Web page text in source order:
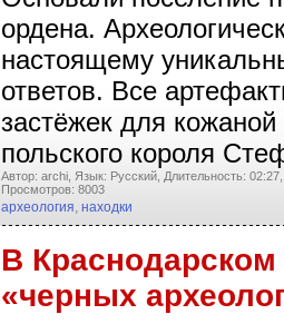
ордена.
настоящему
ответов. Все
застёжек для
польского короля
Автор: archi, Язык: Русский, Длительность: 02:27,
Просмотров: 8003
археология, находки
В
«черных